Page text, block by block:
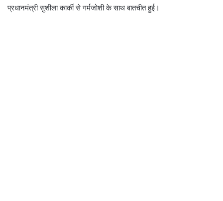
प्रधानमंत्री सुशीला कार्की से गर्मजोशी के साथ बातचीत हुई।